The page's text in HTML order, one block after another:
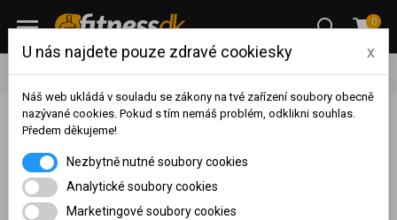
0
Velikostní tabulky
Tabulky velikostí
dosaženého obratu za
sledované období, byl váš
účet přeřazen do jiné
U nás najdete pouze zdravé cookiesky x
Náš web ukládá v souladu se zákony na tvé zařízení soubory obecně
nazývané cookies. Pokud s tím nemáš problém, odklikni souhlas.
Předem děkujeme!
Nezbytně nutné soubory cookies
Analytické soubory cookies
Marketingové soubory cookies